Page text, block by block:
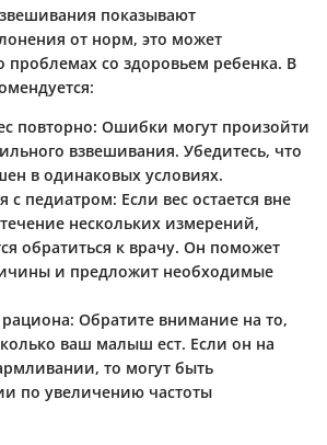
показывают
от норм, это может
проблемах со здоровьем ребенка. В
повторно: Ошибки могут произойти
взвешивания. Убедитесь, что
в одинаковых условиях.
с педиатром: Если вес остается вне
нескольких измерений,
обратиться к врачу. Он поможет
и предложит необходимые
: Обратите внимание на то,
ваш малыш ест. Если он на
то могут быть
по увеличению частоты